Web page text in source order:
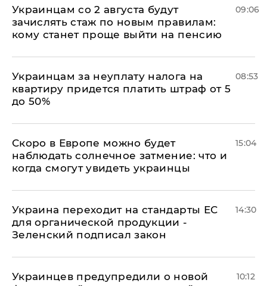
Украинцам со 2 августа будут
зачислять стаж по новым правилам:
кому станет проще выйти на пенсию
09:06
Украинцам за неуплату налога на
квартиру придется платить штраф от 5
до 50%
08:53
Скоро в Европе можно будет
наблюдать солнечное затмение: что и
когда смогут увидеть украинцы
15:04
Украина переходит на стандарты ЕС
для органической продукции -
Зеленский подписал закон
14:30
Украинцев предупредили о новой
10:12